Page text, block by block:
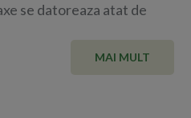
se datoreaza atat de
MAI MULT